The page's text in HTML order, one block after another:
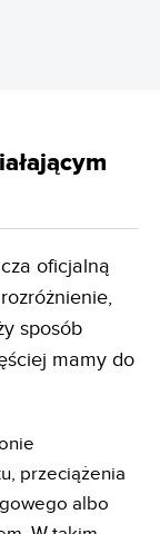
oficjalną
sposób
mamy do
przeciążenia
albo